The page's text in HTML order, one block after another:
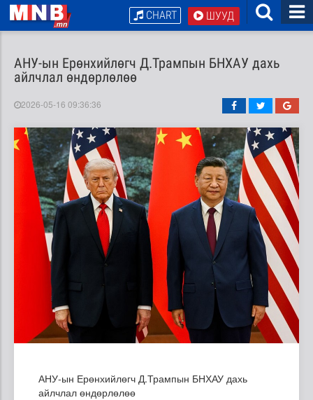
ШУУД
CHART
АНУ-ын Ерөнхийлөгч Д.Трампын БНХАУ дахь
айлчлал өндөрлөлөө
2026-05-16 09:36:36
АНУ-ын Ерөнхийлөгч Д.Трампын БНХАУ дахь
айлчлал өндөрлөлөө